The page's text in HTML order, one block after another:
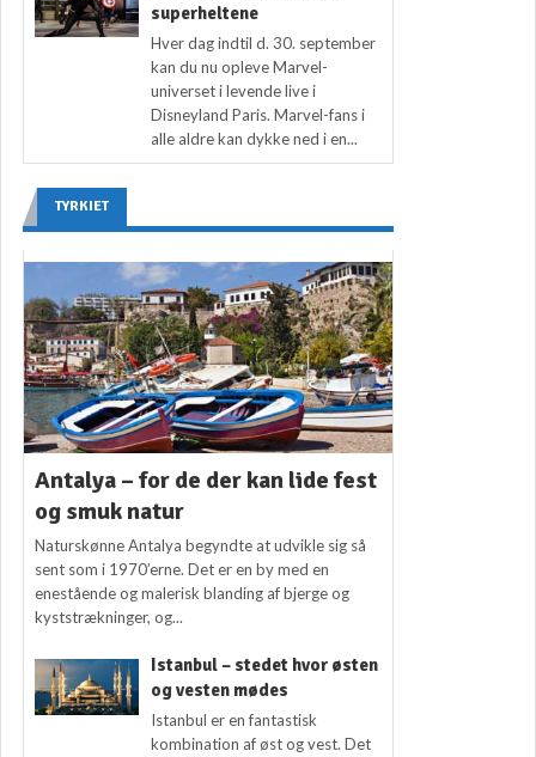
superheltene
Hver dag indtil d. 30. september
kan du nu opleve Marvel-
universet i levende live i
Disneyland Paris. Marvel-fans i
alle aldre kan dykke ned i en...
TYRKIET
Antalya – for de der kan lide fest
og smuk natur
Naturskønne Antalya begyndte at udvikle sig så
sent som i 1970’erne. Det er en by med en
enestående og malerisk blanding af bjerge og
kyststrækninger, og...
Istanbul – stedet hvor østen
og vesten mødes
Istanbul er en fantastisk
kombination af øst og vest. Det